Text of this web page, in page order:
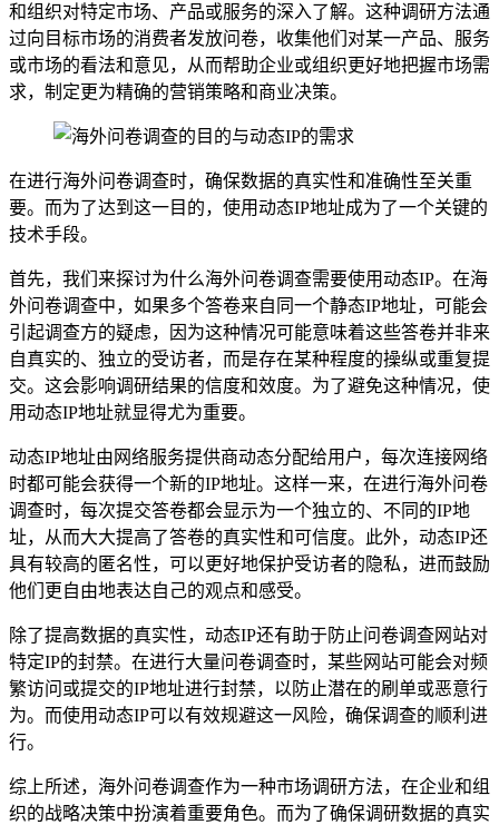
和组织对特定市场、产品或服务的深入了解。这种调研方法通
过向目标市场的消费者发放问卷，收集他们对某一产品、服务
或市场的看法和意见，从而帮助企业或组织更好地把握市场需
求，制定更为精确的营销策略和商业决策。
在进行海外问卷调查时，确保数据的真实性和准确性至关重
要。而为了达到这一目的，使用动态IP地址成为了一个关键的
技术手段。
首先，我们来探讨为什么海外问卷调查需要使用动态IP。在海
外问卷调查中，如果多个答卷来自同一个静态IP地址，可能会
引起调查方的疑虑，因为这种情况可能意味着这些答卷并非来
自真实的、独立的受访者，而是存在某种程度的操纵或重复提
交。这会影响调研结果的信度和效度。为了避免这种情况，使
用动态IP地址就显得尤为重要。
动态IP地址由网络服务提供商动态分配给用户，每次连接网络
时都可能会获得一个新的IP地址。这样一来，在进行海外问卷
调查时，每次提交答卷都会显示为一个独立的、不同的IP地
址，从而大大提高了答卷的真实性和可信度。此外，动态IP还
具有较高的匿名性，可以更好地保护受访者的隐私，进而鼓励
他们更自由地表达自己的观点和感受。
除了提高数据的真实性，动态IP还有助于防止问卷调查网站对
特定IP的封禁。在进行大量问卷调查时，某些网站可能会对频
繁访问或提交的IP地址进行封禁，以防止潜在的刷单或恶意行
为。而使用动态IP可以有效规避这一风险，确保调查的顺利进
行。
综上所述，海外问卷调查作为一种市场调研方法，在企业和组
织的战略决策中扮演着重要角色。而为了确保调研数据的真实